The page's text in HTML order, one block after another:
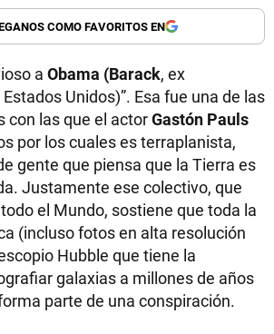
COMO FAVORITOS EN
a Obama (Barack, ex
Unidos)”. Esa fue una de las
con las que el actorGastón Pauls
por los cuales es terraplanista,
gente que piensa que la Tierra es
Justamente ese colectivo, que
el Mundo, sostiene que toda la
(incluso fotos en alta resolución
Hubble que tiene la
galaxias a millones de años
parte de una conspiración.